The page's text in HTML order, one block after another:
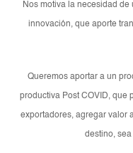
Nos motiva la necesidad
innovación, que aporte
Queremos aportar a un
productiva Post COVID, que
exportadores, agregar valor
destino,